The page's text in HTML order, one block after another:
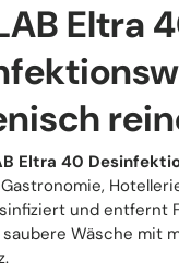
Eltra
Eltra 40
und entfernt
Wäsche mit